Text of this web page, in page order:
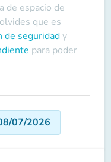
de espacio de
que es
de seguridady
para poder
07/2026